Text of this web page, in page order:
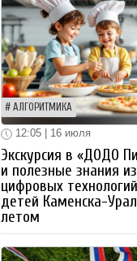
АЛГОРИТМИКА
12:05 | 16 июля
Экскурсия в «ДОДО
и полезные знания
цифровых
детей Каменска-
летом